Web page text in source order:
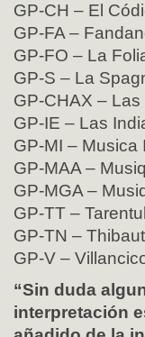
GP-CH – El
GP-FA –
GP-FO – La
GP-S – La
GP-CHAX –
GP-IE – Las
GP-MI – Musica
GP-MAA –
GP-MGA –
GP-TT –
GP-TN –
GP-V –
“Sin duda
interpretación